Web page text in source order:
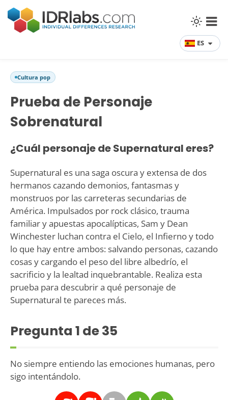
ES
Cultura pop
Prueba de Personaje
Sobrenatural
¿Cuál personaje de Supernatural eres?
Supernatural es una saga oscura y extensa de dos
hermanos cazando demonios, fantasmas y
monstruos por las carreteras secundarias de
América. Impulsados por rock clásico, trauma
familiar y apuestas apocalípticas, Sam y Dean
Winchester luchan contra el Cielo, el Infierno y todo
lo que hay entre ambos: salvando personas, cazando
cosas y cargando el peso del libre albedrío, el
sacrificio y la lealtad inquebrantable. Realiza esta
prueba para descubrir a qué personaje de
Supernatural te pareces más.
Pregunta 1 de 35
No siempre entiendo las emociones humanas, pero
sigo intentándolo.